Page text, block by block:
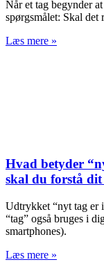
Når et tag begynder
spørgsmålet: Skal det
Læs mere »
Hvad betyder
skal du forstå
Udtrykket “nyt tag er
“tag” også bruges i
smartphones).
Læs mere »